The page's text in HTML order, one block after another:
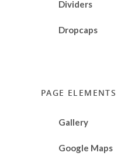
Dividers
Dropcaps
PAGE ELEMENTS
Gallery
Google Maps